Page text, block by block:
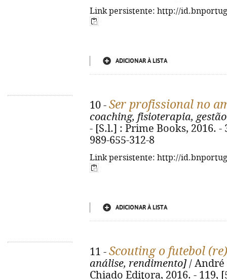
Link persistente: http://
ADICIONAR À LISTA
10 - Ser profissional no
coaching, fisioterapia, gestão
- [S.l.] : Prime Books, 2016. -
989-655-312-8
Link persistente: http://
ADICIONAR À LISTA
11 - Scouting o futebol
análise, rendimento]/ André
Chiado Editora, 2016. - 119,